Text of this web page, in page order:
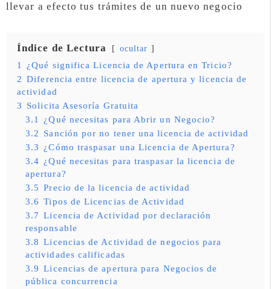
llevar a efecto tus trámites de un nuevo negocio
Índice de Lectura ocultar
1
¿Qué significa Licencia de Apertura en Tricio?
2 Diferencia entre licencia de apertura y licencia de
actividad
3 Solicita Asesoría Gratuita
3.1
¿Qué necesitas para Abrir un Negocio?
3.2 Sanción por no tener una licencia de actividad
3.3 ¿Cómo traspasar una Licencia de Apertura?
3.4 ¿Qué necesitas para traspasar la licencia de
apertura?
3.5 Precio de la licencia de actividad
3.6 Tipos de Licencias de Actividad
3.7 Licencia de Actividad por declaración
responsable
3.8 Licencias de Actividad de negocios para
actividades calificadas
3.9 Licencias de apertura para Negocios de
pública concurrencia